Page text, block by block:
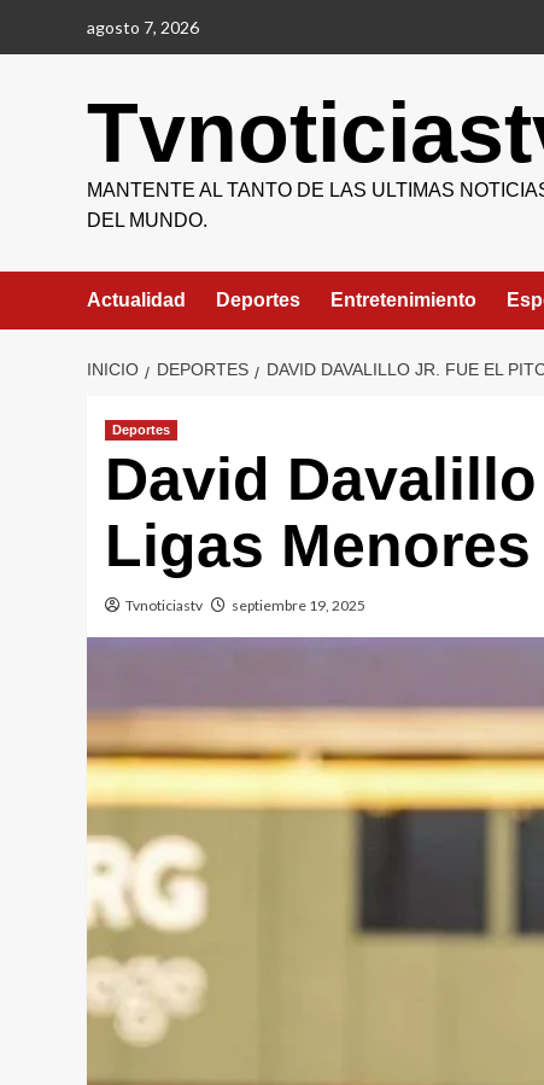
agosto 7, 2026
MANTENTE AL TANTO DE LAS ULTIMAS
DEL MUNDO.
Actualidad Deportes Entretenimiento
INICIO DEPORTES DAVID DAVALILLO JR. FUE EL
Deportes
David
Ligas Menores
Tvnoticiastv septiembre 19, 2025